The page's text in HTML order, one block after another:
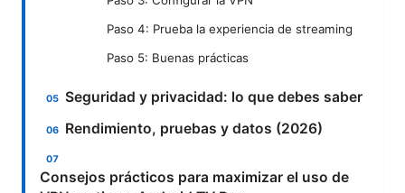
Paso 4: Prueba la experiencia de streaming
Paso 5: Buenas prácticas
Seguridad y privacidad: lo que debes saber
Rendimiento, pruebas y datos (2026)
Consejos prácticos para maximizar el uso de